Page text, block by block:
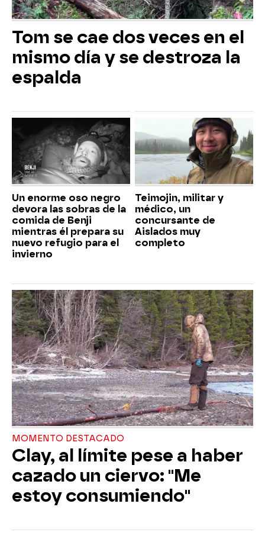
Tom se cae dos veces en el
mismo día y se destroza la
espalda
Un enorme oso negro
devora las sobras de la
comida de Benji
mientras él prepara su
nuevo refugio para el
invierno
Teimojin, militar y
médico, un
concursante de
Aislados muy
completo
MOMENTO DESTACADO
Clay, al límite pese a haber
cazado un ciervo: "Me
estoy consumiendo"